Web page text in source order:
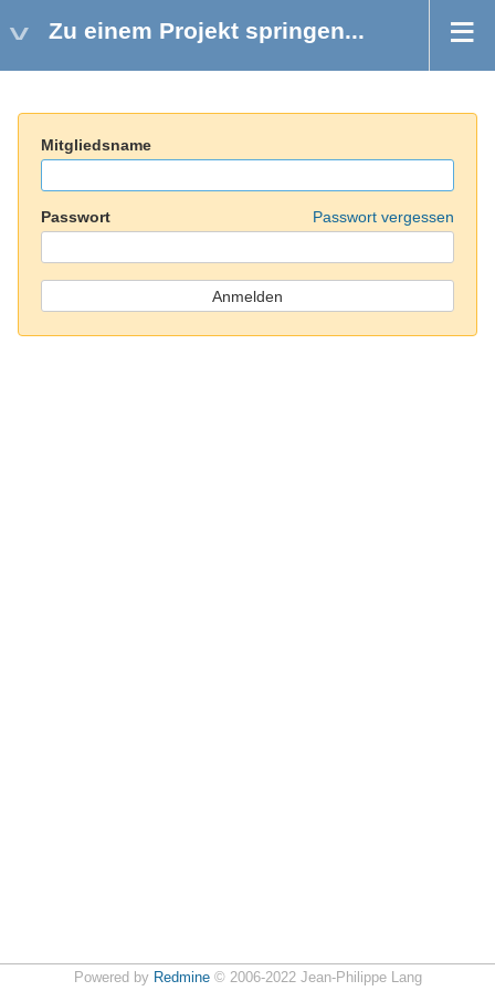
Zu einem Projekt springen...
Mitgliedsname
Passwort Passwort vergessen
Powered by Redmine© 2006-2022 Jean-Philippe Lang